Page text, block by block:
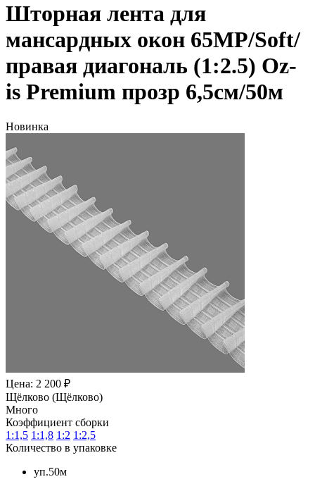
Шторная лента для
мансардных окон 65MP/Soft/
правая диагональ (1:2.5) Oz-
is Premium прозр 6,5см/50м
Новинка
Цена: 2 200 ₽
Щёлково (Щёлково)
Много
Коэффициент сборки
1:1,5 1:1,8 1:2 1:2,5
Количество в упаковке
уп.50м